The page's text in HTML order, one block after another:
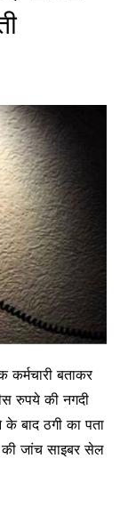
बताकर
रुपये की नगदी
ठगी का पता
जांच साइबर सेल